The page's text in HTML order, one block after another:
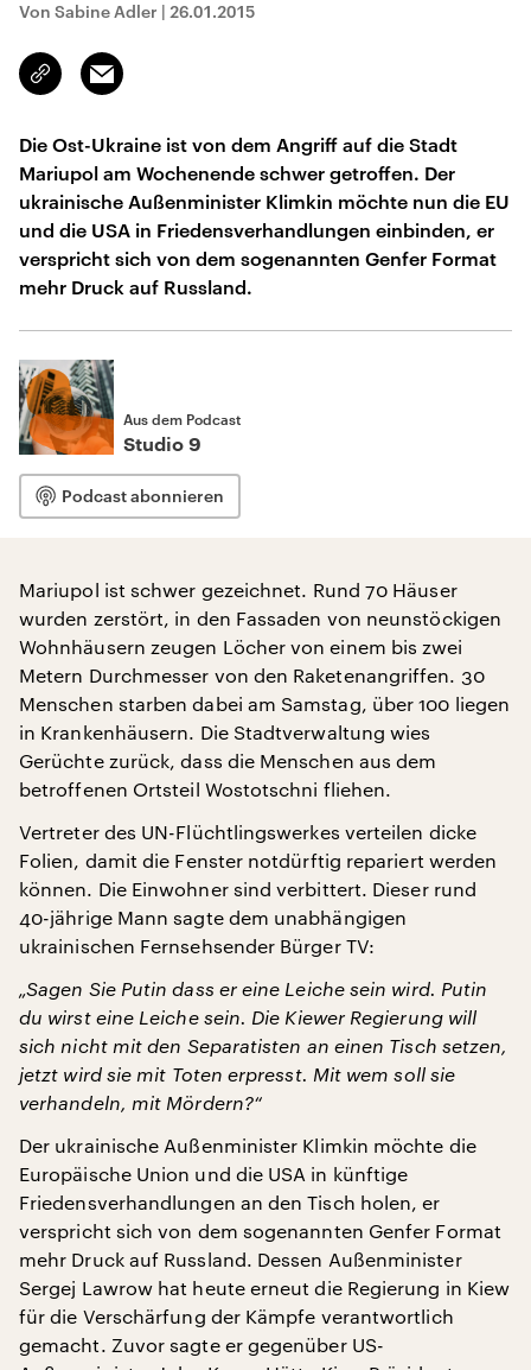
Von Sabine Adler | 26.01.2015
Link
kopieren/teilen
Email
Die Ost-Ukraine ist von dem Angriff auf die Stadt
Mariupol am Wochenende schwer getroffen. Der
ukrainische Außenminister Klimkin möchte nun die EU
und die USA in Friedensverhandlungen einbinden, er
verspricht sich von dem sogenannten Genfer Format
mehr Druck auf Russland.
Aus dem Podcast
Studio 9
Podcast abonnieren
Mariupol ist schwer gezeichnet. Rund 70 Häuser
wurden zerstört, in den Fassaden von neunstöckigen
Wohnhäusern zeugen Löcher von einem bis zwei
Metern Durchmesser von den Raketenangriffen. 30
Menschen starben dabei am Samstag, über 100 liegen
in Krankenhäusern. Die Stadtverwaltung wies
Gerüchte zurück, dass die Menschen aus dem
betroffenen Ortsteil Wostotschni fliehen.
Vertreter des UN-Flüchtlingswerkes verteilen dicke
Folien, damit die Fenster notdürftig repariert werden
können. Die Einwohner sind verbittert. Dieser rund
40-jährige Mann sagte dem unabhängigen
ukrainischen Fernsehsender Bürger TV:
„Sagen Sie Putin dass er eine Leiche sein wird. Putin
du wirst eine Leiche sein. Die Kiewer Regierung will
sich nicht mit den Separatisten an einen Tisch setzen,
jetzt wird sie mit Toten erpresst. Mit wem soll sie
verhandeln, mit Mördern?“
Der ukrainische Außenminister Klimkin möchte die
Europäische Union und die USA in künftige
Friedensverhandlungen an den Tisch holen, er
verspricht sich von dem sogenannten Genfer Format
mehr Druck auf Russland. Dessen Außenminister
Sergej Lawrow hat heute erneut die Regierung in Kiew
für die Verschärfung der Kämpfe verantwortlich
gemacht. Zuvor sagte er gegenüber US-